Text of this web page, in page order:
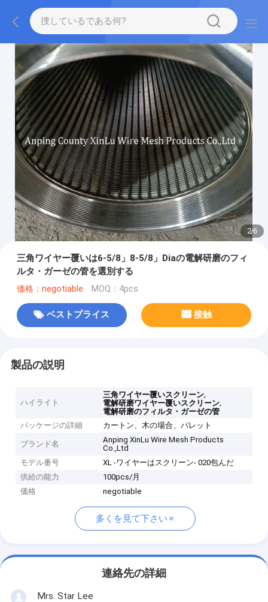
2/6
三角ワイヤー覆いは6-5/8」8-5/8」Diaの電解研磨のフィ
ルタ・ガーゼの管を選別する
価格：negotiable MOQ：4pcs
ベストプライス 接触
製品の説明
ハイライト
三角ワイヤー覆いスクリーン,
電解研磨ワイヤー覆いスクリーン,
電解研磨のフィルタ・ガーゼの管
パッケージの詳細
カートン、木の場合、パレット
ブランド名
Anping XinLu Wire Mesh Products
Co.,Ltd
モデル番号
XL -ワイヤーはスクリーン- 020包んだ
供給の能力
100pcs/月
価格
negotiable
多くを見て下さい
連絡先の詳細
Mrs. Star Lee